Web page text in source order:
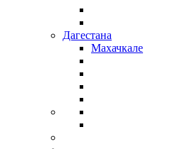
Дагестана
Махачкале